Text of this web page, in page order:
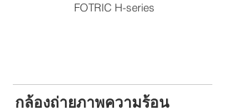
FOTRIC H-series
กล้องถ่ายภาพความร้อน